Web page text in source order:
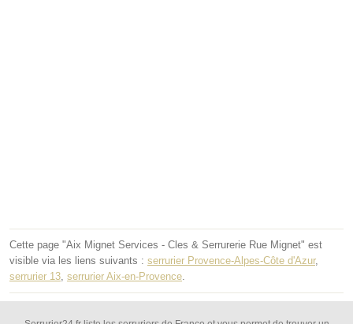
Cette page "Aix Mignet Services - Cles & Serrurerie Rue Mignet" est
visible via les liens suivants : serrurier Provence-Alpes-Côte d'Azur,
serrurier 13, serrurier Aix-en-Provence.